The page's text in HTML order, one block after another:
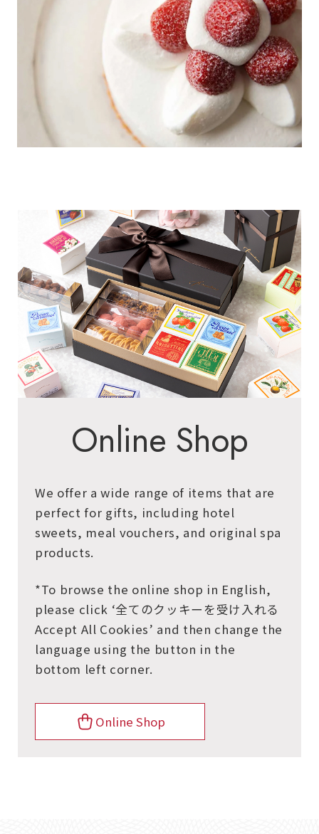
Online Shop
We offer a wide range of items that are
perfect for gifts, including hotel
sweets, meal vouchers, and original spa
products.
*To browse the online shop in English,
please click ‘全てのクッキーを受け入れる
Accept All Cookies’ and then change the
language using the button in the
bottom left corner.
Online Shop